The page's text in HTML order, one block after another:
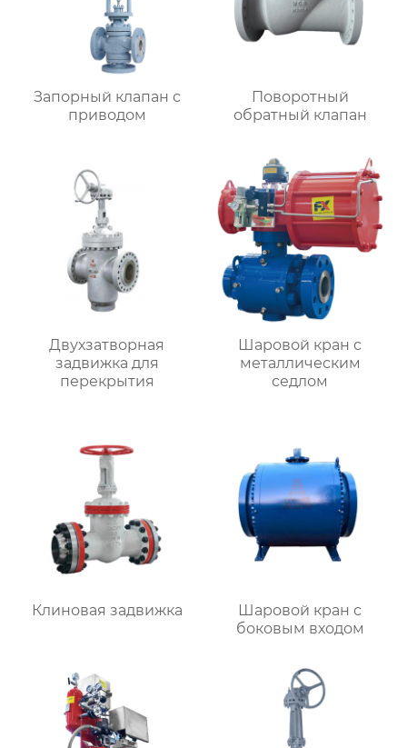
Запорный клапан с
приводом
Поворотный
обратный клапан
Двухзатворная
задвижка для
перекрытия
Шаровой кран с
металлическим
седлом
Клиновая задвижка
Шаровой кран с
боковым входом